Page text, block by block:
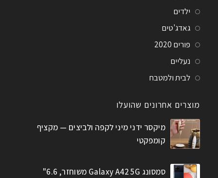
ילדים
גאדג'טים
פורים 2020
נעליים
לבית ולמטבח
מוצרים אחרונים שהועלו
מיקסר ידני מיני לקפה ולביצים — מקציף
קומפקטי
סמסונג Galaxy A42 5G משוחזר, 6.6"